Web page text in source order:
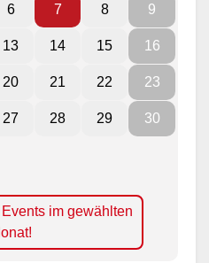
6 7 8 9
13 14 15 16
20 21 22 23
27 28 29 30
im gewählten